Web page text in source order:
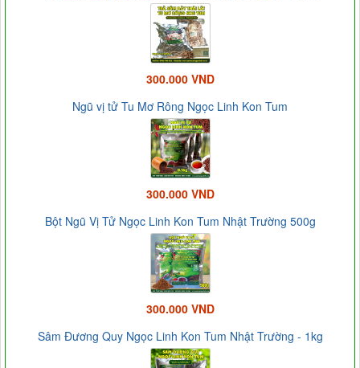
300.000 VND
Ngũ vị tử Tu Mơ Rông Ngọc Linh Kon Tum
300.000 VND
Bột Ngũ Vị Tử Ngọc Linh Kon Tum Nhật Trường 500g
300.000 VND
Sâm Đương Quy Ngọc Linh Kon Tum Nhật Trường - 1kg